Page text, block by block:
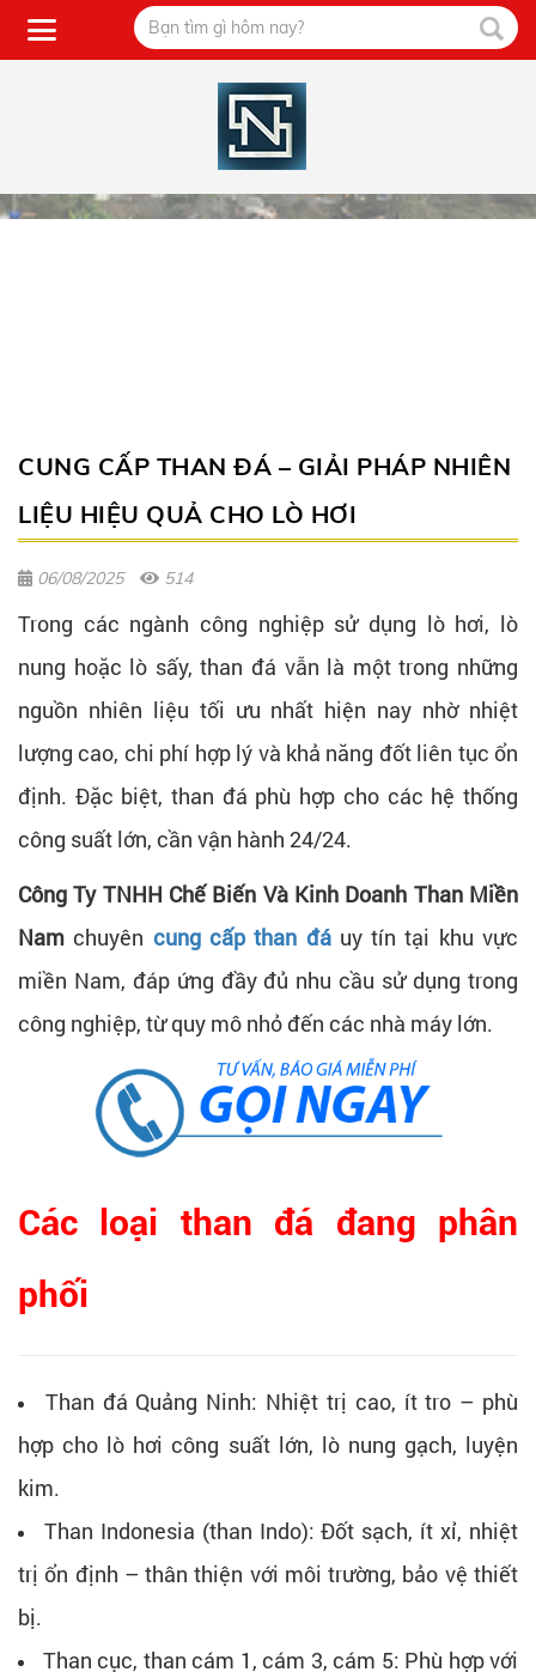
CUNG CẤP THAN ĐÁ – GIẢI PHÁP NHIÊN
LIỆU HIỆU QUẢ CHO LÒ HƠI
06/08/2025 514
Trong các ngành công nghiệp sử dụng lò hơi, lò
nung hoặc lò sấy, than đá vẫn là một trong những
nguồn nhiên liệu tối ưu nhất hiện nay nhờ nhiệt
lượng cao, chi phí hợp lý và khả năng đốt liên tục ổn
định. Đặc biệt, than đá phù hợp cho các hệ thống
công suất lớn, cần vận hành 24/24.
Công Ty TNHH Chế Biến Và Kinh Doanh Than Miền
Nam chuyên cung cấp than đáuy tín tại khu vực
miền Nam, đáp ứng đầy đủ nhu cầu sử dụng trong
công nghiệp, từ quy mô nhỏ đến các nhà máy lớn.
Các loại than đá đang phân
phối
Than đá Quảng Ninh: Nhiệt trị cao, ít tro – phù
hợp cho lò hơi công suất lớn, lò nung gạch, luyện
kim.
Than Indonesia (than Indo): Đốt sạch, ít xỉ, nhiệt
trị ổn định – thân thiện với môi trường, bảo vệ thiết
bị.
Than cục, than cám 1, cám 3, cám 5: Phù hợp với